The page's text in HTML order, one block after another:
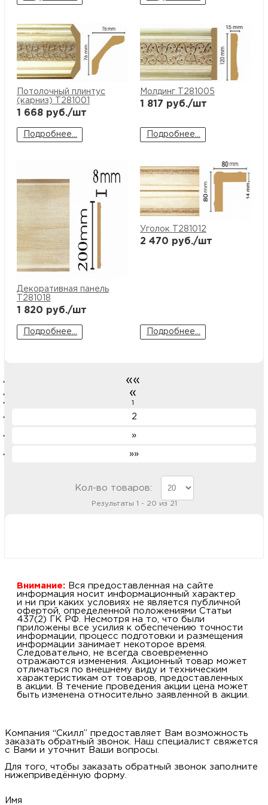
Потолочный плинтус
(карниз) T281001
1 668 руб./шт
Подробнее...
Молдинг T281005
1 817 руб./шт
Подробнее...
Декоративная панель
T281018
1 820 руб./шт
Подробнее...
Уголок T281012
2 470 руб./шт
Подробнее...
««
«
1
2
»
»»
Кол-во товаров:
Результаты 1 - 20 из 21
Внимание: Вся предоставленная на сайте
информация носит информационный характер
и ни при каких условиях не является публичной
офертой, определенной положениями Статьи
437(2) ГК РФ. Несмотря на то, что были
приложены все усилия к обеспечению точности
информации, процесс подготовки и размещения
информации занимает некоторое время.
Следовательно, не всегда своевременно
отражаются изменения. Акционный товар может
отличаться по внешнему виду и техническим
характеристикам от товаров, предоставленных
в акции. В течение проведения акции цена может
быть изменена относительно заявленной в акции.
Компания “Скилл” предоставляет Вам возможность
заказать обратный звонок. Наш специалист свяжется
с Вами и уточнит Ваши вопросы.
Для того, чтобы заказать обратный звонок заполните
нижеприведённую форму.
Имя